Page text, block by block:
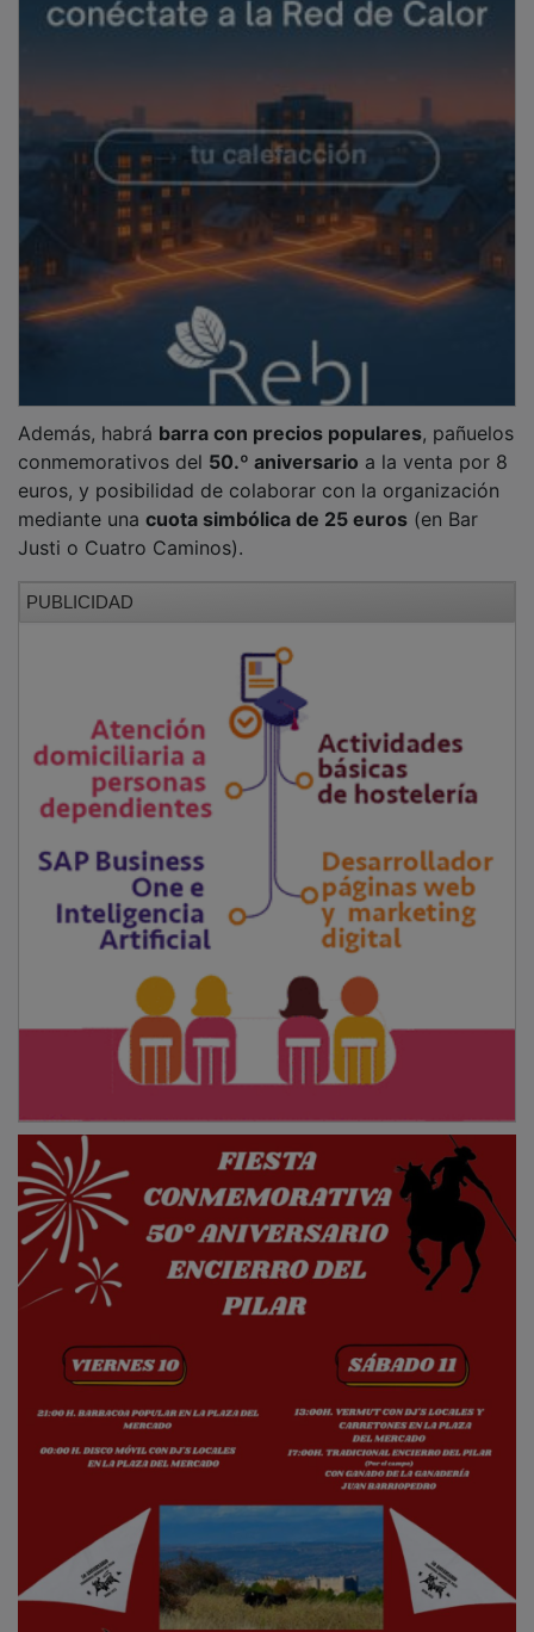
conmemorativos del 50.º aniversarioa la venta por 8
euros, y posibilidad de colaborar con la organización
mediante unacuota simbólica de 25 euros(en Bar
Justi o Cuatro Caminos).